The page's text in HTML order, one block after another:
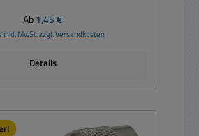
Regulärer Preis:
Ab1,45 €
inkl. MwSt. zzgl. Versandkosten
Details